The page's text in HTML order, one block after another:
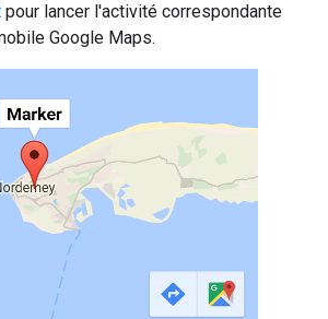
pour lancer l'activité correspondante
Google Maps.